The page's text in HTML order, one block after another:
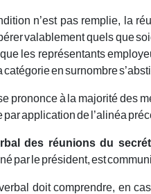
n’est pas remplie, la
valablement quels que
les représentants
catégorie en surnombre
prononce à la majorité des
par application de l’alinéa
des réunions du
par le président, est
doit comprendre, en